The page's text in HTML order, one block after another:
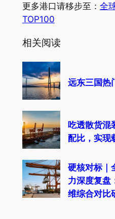
更多港口请移步至： 全
TOP100
相关阅读
远东三国热
吃透散货混
配比，实现
硬核对标｜
力深度复盘
维综合对比